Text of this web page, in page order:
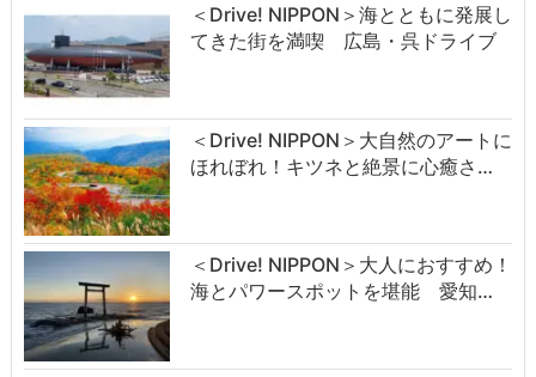
＜Drive! NIPPON＞海とともに発展し
てきた街を満喫 広島・呉ドライブ
＜Drive! NIPPON＞大自然のアートに
ほれぼれ！キツネと絶景に心癒さ…
＜Drive! NIPPON＞大人におすすめ！
海とパワースポットを堪能 愛知…